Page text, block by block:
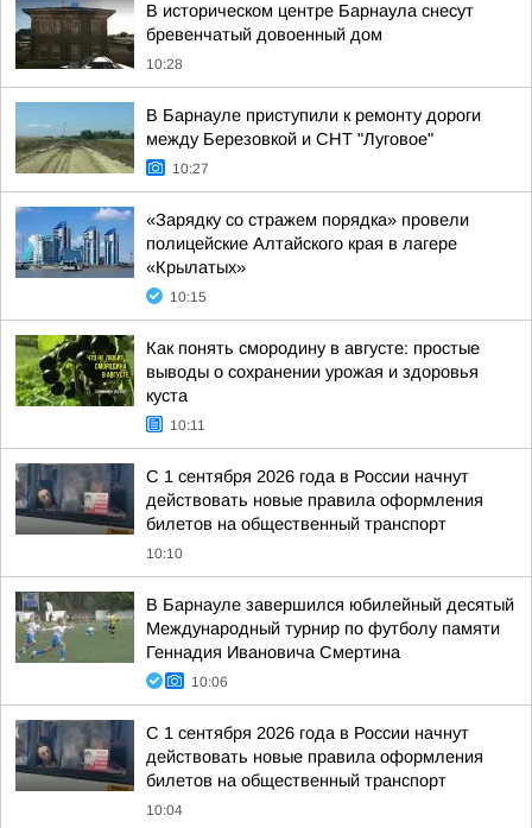
В историческом центре Барнаула снесут
бревенчатый довоенный дом
10:28
В Барнауле приступили к ремонту дороги
между Березовкой и СНТ "Луговое"
10:27
«Зарядку со стражем порядка» провели
полицейские Алтайского края в лагере
«Крылатых»
10:15
Как понять смородину в августе: простые
выводы о сохранении урожая и здоровья
куста
10:11
С 1 сентября 2026 года в России начнут
действовать новые правила оформления
билетов на общественный транспорт
10:10
В Барнауле завершился юбилейный десятый
Международный турнир по футболу памяти
Геннадия Ивановича Смертина
10:06
С 1 сентября 2026 года в России начнут
действовать новые правила оформления
билетов на общественный транспорт
10:04